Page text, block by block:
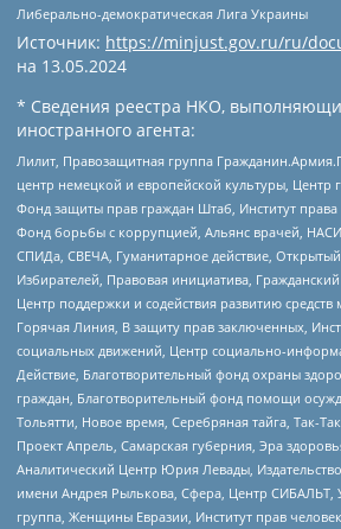
Либерально-демократическая Лига Украины
Источник: https://minjust.gov.ru/ru/
на 13.05.2024
* Сведения реестра НКО,
иностранного агента:
Лилит, Правозащитная группа
центр немецкой и европейской культуры, Центр
Фонд защиты прав граждан Штаб, Институт
Фонд борьбы с коррупцией, Альянс врачей,
СПИДа, СВЕЧА, Гуманитарное действие,
Избирателей, Правовая инициатива,
Центр поддержки и содействия развитию
Горячая Линия, В защиту прав заключенных,
социальных движений, Центр социально-
Действие, Благотворительный фонд охраны
граждан, Благотворительный фонд помощи
Тольятти, Новое время, Серебряная тайга, Так-
Проект Апрель, Самарская губерния, Эра
Аналитический Центр Юрия Левады,
имени Андрея Рылькова, Сфера, Центр СИБАЛЬТ,
группа, Женщины Евразии, Институт прав